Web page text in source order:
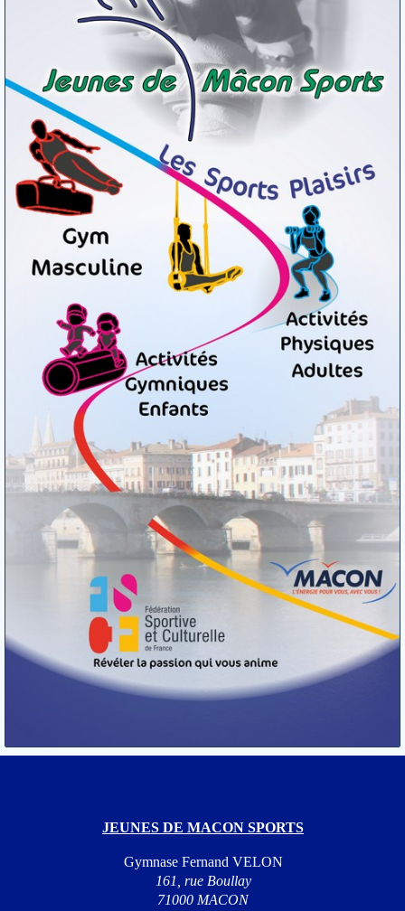
JEUNES DE MACON SPORTS
Gymnase Fernand VELON
161, rue Boullay
71000 MACON